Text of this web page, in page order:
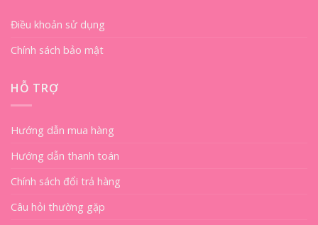
Điều khoản sử dụng
Chính sách bảo mật
HỖ TRỢ
Hướng dẫn mua hàng
Hướng dẫn thanh toán
Chính sách đổi trả hàng
Câu hỏi thường gặp